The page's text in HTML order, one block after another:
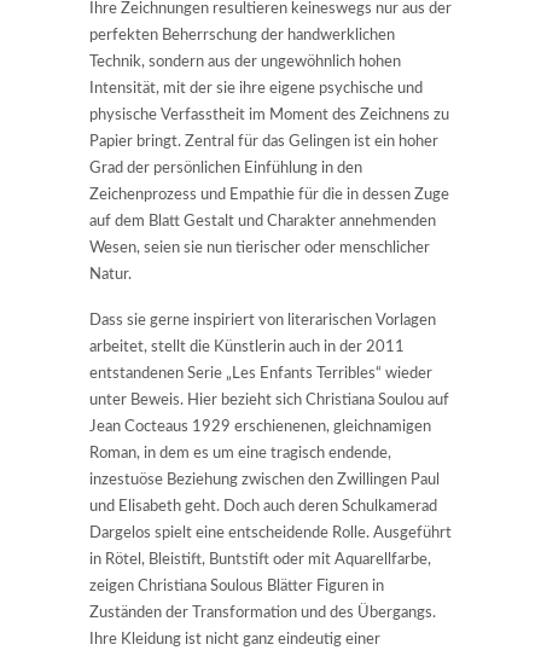
Ihre Zeichnungen resultieren keineswegs nur aus der
perfekten Beherrschung der handwerklichen
Technik, sondern aus der ungewöhnlich hohen
Intensität, mit der sie ihre eigene psychische und
physische Verfasstheit im Moment des Zeichnens zu
Papier bringt. Zentral für das Gelingen ist ein hoher
Grad der persönlichen Einfühlung in den
Zeichenprozess und Empathie für die in dessen Zuge
auf dem Blatt Gestalt und Charakter annehmenden
Wesen, seien sie nun tierischer oder menschlicher
Natur.
Dass sie gerne inspiriert von literarischen Vorlagen
arbeitet, stellt die Künstlerin auch in der 2011
entstandenen Serie „Les Enfants Terribles“ wieder
unter Beweis. Hier bezieht sich Christiana Soulou auf
Jean Cocteaus 1929 erschienenen, gleichnamigen
Roman, in dem es um eine tragisch endende,
inzestuöse Beziehung zwischen den Zwillingen Paul
und Elisabeth geht. Doch auch deren Schulkamerad
Dargelos spielt eine entscheidende Rolle. Ausgeführt
in Rötel, Bleistift, Buntstift oder mit Aquarellfarbe,
zeigen Christiana Soulous Blätter Figuren in
Zuständen der Transformation und des Übergangs.
Ihre Kleidung ist nicht ganz eindeutig einer